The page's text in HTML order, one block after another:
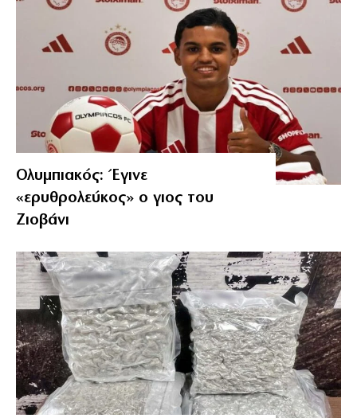
Ολυμπιακός: Έγινε
«ερυθρολεύκος» ο γιος του
Ζιοβάνι